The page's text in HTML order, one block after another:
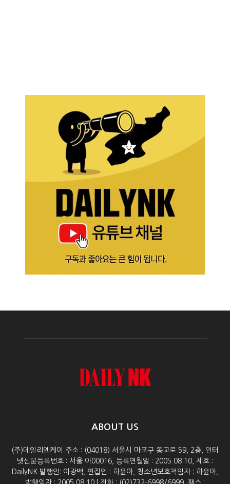
ABOUT US
(주)데일리엔케이 주소 : (04018) 서울시 마포구 동교로 59, 2층, 인터
넷신문등록번호 : 서울 아00016, 등록연월일 : 2005.08.10, 제호 :
DailyNK 발행인: 이광백, 편집인 : 하윤아, 청소년보호책임자 : 하윤아,
발행일자 : 2005.08.10 | 전화 : (02)732-6998/6999, 팩스 :